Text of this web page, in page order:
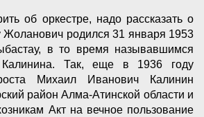
об оркестре, надо рассказать о
Жоланович родился 31 января 1953
в то время называвшимся
Так, еще в 1936 году
Михаил Иванович Калинин
район Алма-Атинской области и
Акт на вечное пользование